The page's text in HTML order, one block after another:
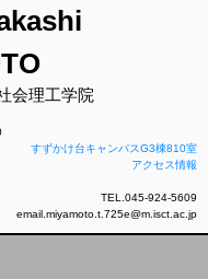
会理工学院
すずかけ台キャンパスG3棟810室
アクセス情報
TEL.045-924-5609
email.miyamoto.t.725e@m.isct.ac.jp